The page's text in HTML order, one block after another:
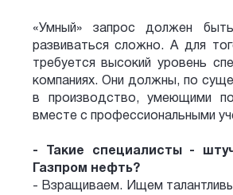
«Умный» запрос должен
развиваться сложно. А для
требуется высокий уровень
компаниях. Они должны, по
в производство, умеющими
вместе с профессиональными
- Такие специалисты -
Газпром нефть?
- Взращиваем. Ищем